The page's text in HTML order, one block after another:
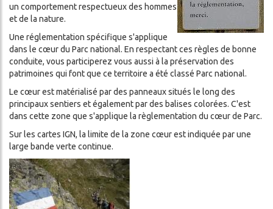
un comportement respectueux des hommes
et de la nature.
Une réglementation spécifique s'applique
dans le cœur du Parc national. En respectant ces règles de bonne
conduite, vous participerez vous aussi à la préservation des
patrimoines qui font que ce territoire a été classé Parc national.
Le cœur est matérialisé par des panneaux situés le long des
principaux sentiers et également par des balises colorées. C'est
dans cette zone que s'applique la règlementation du cœur de Parc.
Sur les cartes IGN, la limite de la zone cœur est indiquée par une
large bande verte continue.